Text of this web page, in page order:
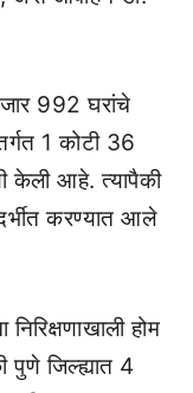
992 घरांचे
1 कोटी 36
केली आहे. त्यापैकी
करण्यात आले
होम
जिल्ह्यात 4